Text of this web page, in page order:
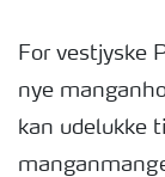
For vestjyske
nye
kan udelukke